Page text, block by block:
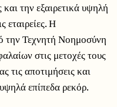
την εξαιρετικά υψηλή
εταιρείες. Η
την Τεχνητή Νοημοσύνη
στις μετοχές τους
τις αποτιμήσεις και
επίπεδα ρεκόρ.